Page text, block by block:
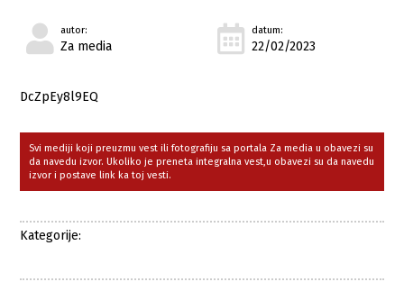
autor:
Za media
datum:
22/02/2023
DcZpEy8l9EQ
Svi mediji koji preuzmu vest ili fotografiju sa portala Za media u obavezi su
da navedu izvor. Ukoliko je preneta integralna vest,u obavezi su da navedu
izvor i postave link ka toj vesti.
Kategorije: